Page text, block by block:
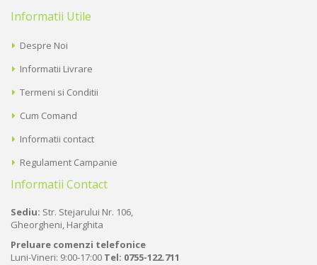
Informatii Utile
Despre Noi
Informatii Livrare
Termeni si Conditii
Cum Comand
Informatii contact
Regulament Campanie
Informatii Contact
Sediu: Str. Stejarului Nr. 106,
Gheorgheni, Harghita
Preluare comenzi telefonice
Luni-Vineri: 9:00-17:00 Tel: 0755-122.711